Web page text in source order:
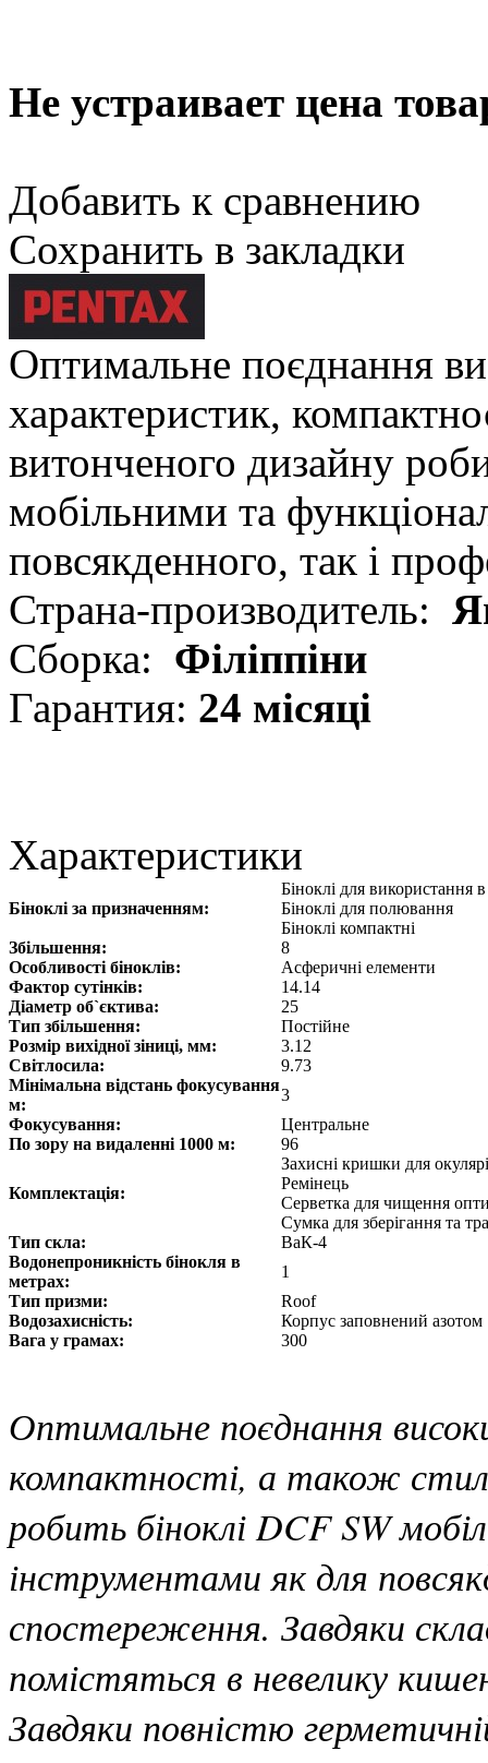
Не устраивает цена
Добавить к сравнению
Сохранить в закладки
Оптимальне поєднання
характеристик,
витонченого дизайну
мобільними та
повсякденного, так і
Страна-производитель:
Сборка: Філіппіни
Гарантия: 24 місяці
Характеристики
Біноклі за призначенням:
Біноклі для використання
Біноклі для полювання
Біноклі компактні
Збільшення:
8
Особливості біноклів:
Асферичні елементи
Фактор сутінків:
14.14
Діаметр об`єктива:
25
Тип збільшення:
Постійне
Розмір вихідної зіниці, мм:
3.12
Світлосила:
9.73
Мінімальна відстань фокусування
м:
3
Фокусування:
Центральне
По зору на видаленні 1000 м:
96
Комплектація:
Захисні кришки для
Ремінець
Серветка для чищення
Сумка для зберігання та
Тип скла:
ВаК-4
Водонепроникність бінокля в
метрах:
1
Тип призми:
Roof
Водозахисність:
Корпус заповнений азотом
Вага у грамах:
300
Оптимальне поєднання
компактності, а також
робить біноклі DCF SW
інструментами як для
спостереження. Завдяки
помістяться в невелику
Завдяки повністю